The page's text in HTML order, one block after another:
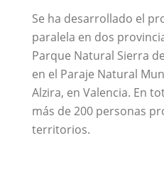
Se ha desarrollado el
paralela en dos
Parque Natural Sierra
en el Paraje Natural
Alzira, en Valencia. En
más de 200 personas
territorios.